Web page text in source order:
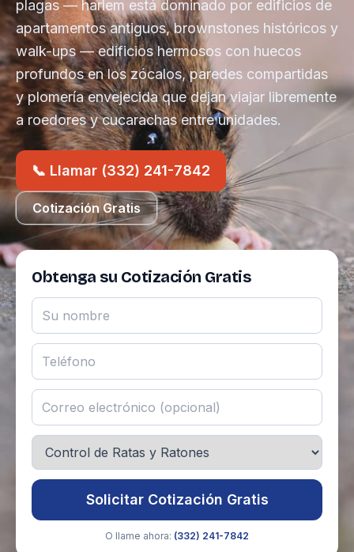
plagas — harlem está dominado por edificios de
apartamentos antiguos, brownstones históricos y
walk-ups — edificios hermosos con huecos
profundos en los zócalos, paredes compartidas
y plomería envejecida que dejan viajar libremente
a roedores y cucarachas entre unidades.
📞 Llamar (332) 241-7842
Cotización Gratis
Obtenga su Cotización Gratis
Solicitar Cotización Gratis
O llame ahora: (332) 241-7842